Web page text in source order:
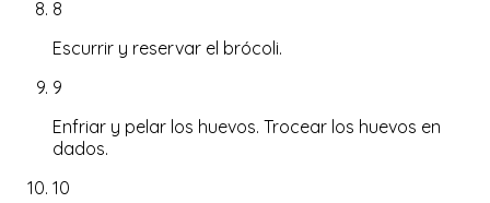
8
Escurrir y reservar el brócoli.
9
Enfriar y pelar los huevos. Trocear los huevos en
dados.
10